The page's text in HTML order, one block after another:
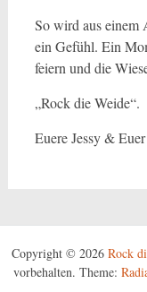
So wird aus einem
ein Gefühl. Ein
feiern und die
„Rock die Weide“.
Euere Jessy &
Copyright © 2026 Rock
vorbehalten. Theme: